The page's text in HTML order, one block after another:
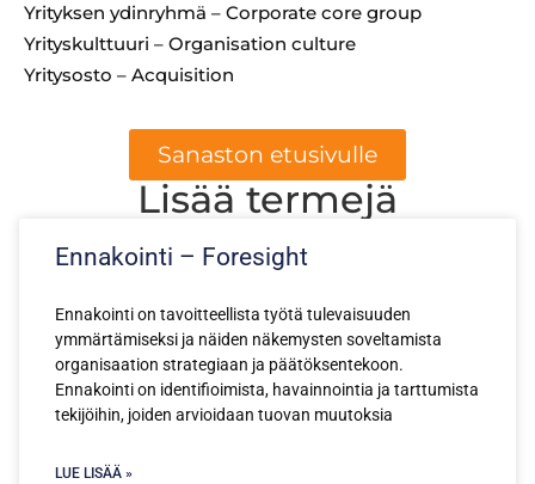
Yrityksen ydinryhmä – Corporate core group
Yrityskulttuuri – Organisation culture
Yritysosto – Acquisition
Sanaston etusivulle
Lisää termejä
Ennakointi – Foresight
Ennakointi on tavoitteellista työtä tulevaisuuden
ymmärtämiseksi ja näiden näkemysten soveltamista
organisaation strategiaan ja päätöksentekoon.
Ennakointi on identifioimista, havainnointia ja tarttumista
tekijöihin, joiden arvioidaan tuovan muutoksia
LUE LISÄÄ »